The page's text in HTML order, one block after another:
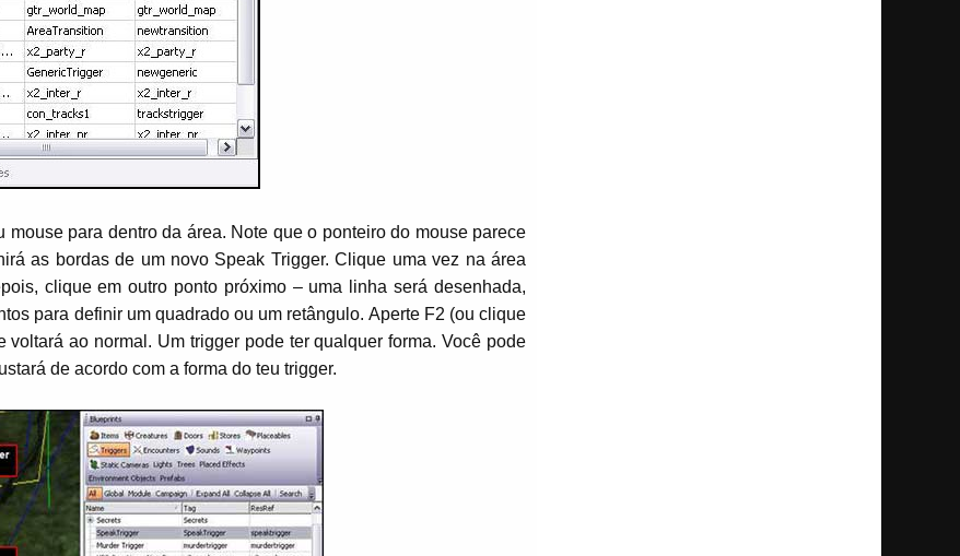
mouse para dentro da área. Note que o ponteiro do mouse parece
as bordas de um novo Speak Trigger. Clique uma vez na área
clique em outro ponto próximo – uma linha será desenhada,
para definir um quadrado ou um retângulo. Aperte F2 (ou clique
ao normal. Um trigger pode ter qualquer forma. Você pode
de acordo com a forma do teu trigger.